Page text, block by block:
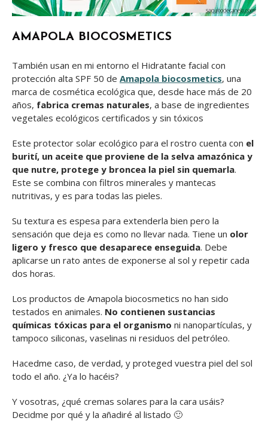
AMAPOLA BIOCOSMETICS
También usan en mi entorno el Hidratante facial con
protección alta SPF 50 de Amapola biocosmetics, una
marca de cosmética ecológica que, desde hace más de 20
años, fabrica cremas naturales, a base de ingredientes
vegetales ecológicos certificados y sin tóxicos
Este protector solar ecológico para el rostro cuenta con el
burití, un aceite que proviene de la selva amazónica y
que nutre, protege y broncea la piel sin quemarla.
Este se combina con filtros minerales y mantecas
nutritivas, y es para todas las pieles.
Su textura es espesa para extenderla bien pero la
sensación que deja es como no llevar nada. Tiene un olor
ligero y fresco que desaparece enseguida. Debe
aplicarse un rato antes de exponerse al sol y repetir cada
dos horas.
Los productos de Amapola biocosmetics no han sido
testados en animales. No contienen sustancias
químicas tóxicas para el organismo ni nanopartículas, y
tampoco siliconas, vaselinas ni residuos del petróleo.
Hacedme caso, de verdad, y proteged vuestra piel del sol
todo el año. ¿Ya lo hacéis?
Y vosotras, ¿qué cremas solares para la cara usáis?
Decidme por qué y la añadiré al listado 🙂